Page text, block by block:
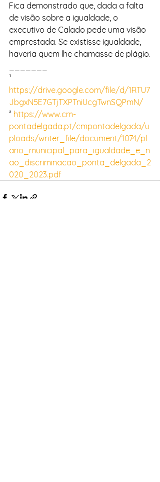
Fica demonstrado que, dada a falta
de visão sobre a igualdade, o
executivo de Calado pede uma visão
emprestada. Se existisse igualdade,
haveria quem lhe chamasse de plágio.
¹
https://drive.google.com/file/d/1RTU7
JbgxN5E7GTjTXPTniUcgTwnSQPmN/
² https://www.cm-
pontadelgada.pt/cmpontadelgada/u
ploads/writer_file/document/1074/pl
ano_municipal_para_igualdade_e_n
ao_discriminacao_ponta_delgada_2
020_2023.pdf